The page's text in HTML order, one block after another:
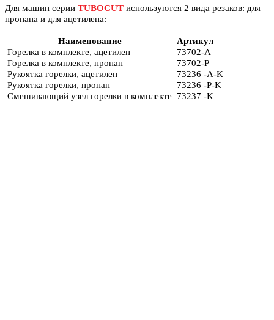
Для машин серии TUBOCUT используются 2 вида резаков: для
пропана и для ацетилена:
Наименование
Артикул
Горелка в комплекте, ацетилен
73702-A
Горелка в комплекте, пропан
73702-P
Рукоятка горелки, ацетилен
73236 -A-K
Рукоятка горелки, пропан
73236 -P-K
Смешивающий узел горелки в комплекте
73237 -K